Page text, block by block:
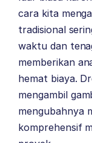
cara kita
tradisional
waktu dan
memberikan
hemat biaya.
mengambil
mengubahnya
komprehensif